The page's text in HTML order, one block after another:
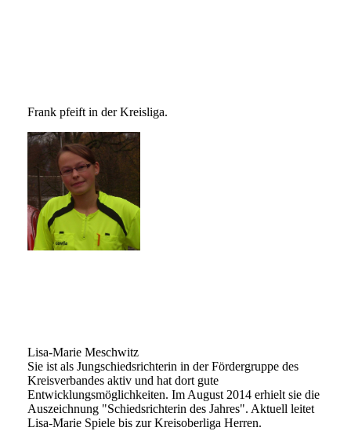
Frank pfeift in der Kreisliga.
Lisa-Marie Meschwitz
Sie ist als Jungschiedsrichterin in der Fördergruppe des
Kreisverbandes aktiv und hat dort gute
Entwicklungsmöglichkeiten. Im August 2014 erhielt sie die
Auszeichnung "Schiedsrichterin des Jahres". Aktuell leitet
Lisa-Marie Spiele bis zur Kreisoberliga Herren.